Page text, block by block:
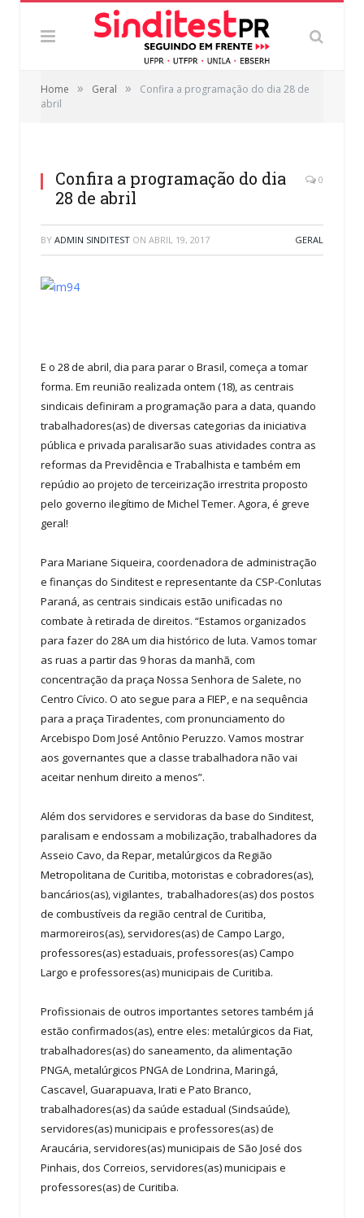
Home » Geral »
Confira a programação do dia 28 de
abril
Confira a programação do dia
28 de abril
0
BY ADMIN SINDITEST ON ABRIL 19, 2017 GERAL
E o 28 de abril, dia para parar o Brasil, começa a tomar
forma. Em reunião realizada ontem (18), as centrais
sindicais definiram a programação para a data, quando
trabalhadores(as) de diversas categorias da iniciativa
pública e privada paralisarão suas atividades contra as
reformas da Previdência e Trabalhista e também em
repúdio ao projeto de terceirização irrestrita proposto
pelo governo ilegítimo de Michel Temer. Agora, é greve
geral!
Para Mariane Siqueira, coordenadora de administração
e finanças do Sinditest e representante da CSP-Conlutas
Paraná, as centrais sindicais estão unificadas no
combate à retirada de direitos. “Estamos organizados
para fazer do 28A um dia histórico de luta. Vamos tomar
as ruas a partir das 9 horas da manhã, com
concentração da praça Nossa Senhora de Salete, no
Centro Cívico. O ato segue para a FIEP, e na sequência
para a praça Tiradentes, com pronunciamento do
Arcebispo Dom José Antônio Peruzzo. Vamos mostrar
aos governantes que a classe trabalhadora não vai
aceitar nenhum direito a menos”.
Além dos servidores e servidoras da base do Sinditest,
paralisam e endossam a mobilização, trabalhadores da
Asseio Cavo, da Repar, metalúrgicos da Região
Metropolitana de Curitiba, motoristas e cobradores(as),
bancários(as), vigilantes, trabalhadores(as) dos postos
de combustíveis da região central de Curitiba,
marmoreiros(as), servidores(as) de Campo Largo,
professores(as) estaduais, professores(as) Campo
Largo e professores(as) municipais de Curitiba.
Profissionais de outros importantes setores também já
estão confirmados(as), entre eles: metalúrgicos da Fiat,
trabalhadores(as) do saneamento, da alimentação
PNGA, metalúrgicos PNGA de Londrina, Maringá,
Cascavel, Guarapuava, Irati e Pato Branco,
trabalhadores(as) da saúde estadual (Sindsaúde),
servidores(as) municipais e professores(as) de
Araucária, servidores(as) municipais de São José dos
Pinhais, dos Correios, servidores(as) municipais e
professores(as) de Curitiba.